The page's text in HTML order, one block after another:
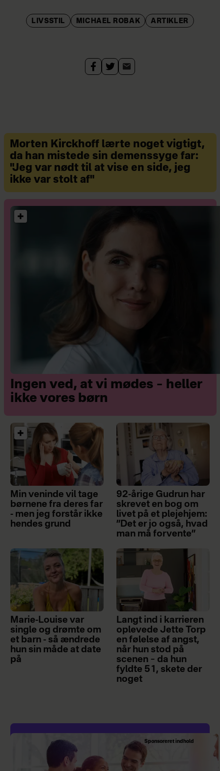
LIVSSTIL MICHAEL ROBAK ARTIKLER
Morten Kirckhoff lærte noget vigtigt,
da han mistede sin demenssyge far:
"Jeg var nødt til at vise en side, jeg
ikke var stolt af"
Ingen ved, at vi mødes – heller
ikke vores børn
Min veninde vil tage
børnene fra deres far
- men jeg forstår ikke
hendes grund
92-årige Gudrun har
skrevet en bog om
livet på et plejehjem:
”Det er jo også, hvad
man må forvente”
Marie-Louise var
single og drømte om
et barn - så ændrede
hun sin måde at date
på
Langt ind i karrieren
oplevede Jette Torp
en følelse af angst,
når hun stod på
scenen – da hun
fyldte 51, skete der
noget
Sponsoreret indhold